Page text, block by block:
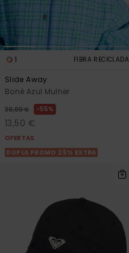
1 FIBRA RECICLADA
Slide Away
Boné Azul Mulher
30,00 € 55%
13,50 €
OFERTAS
DUPLA PROMO 25% EXTRA